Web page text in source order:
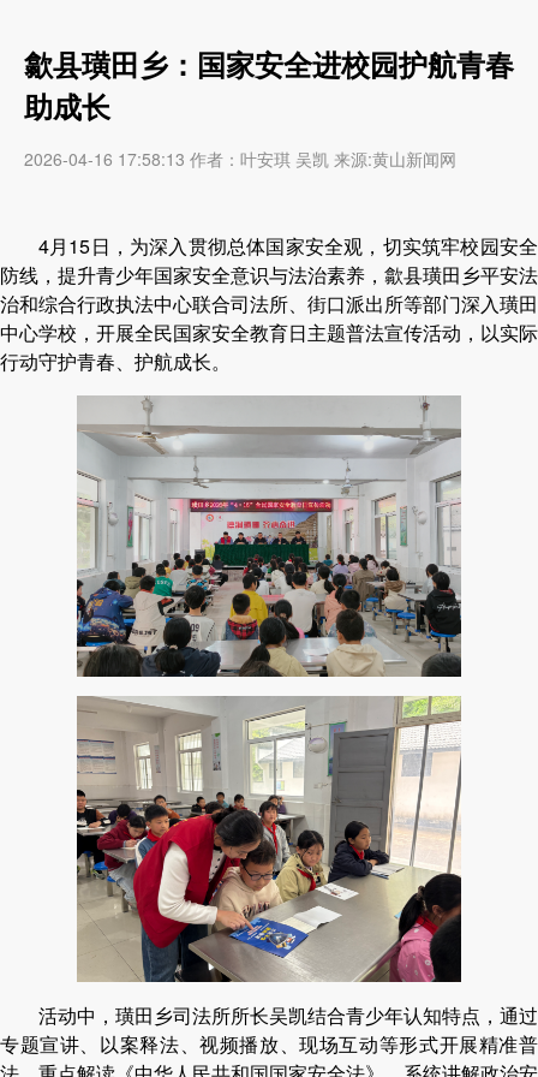
歙县璜田乡：国家安全进校园护航青春
助成长
2026-04-16 17:58:13 作者：叶安琪 吴凯 来源:黄山新闻网
4月15日，为深入贯彻总体国家安全观，切实筑牢校园安全
防线，提升青少年国家安全意识与法治素养，歙县璜田乡平安法
治和综合行政执法中心联合司法所、街口派出所等部门深入璜田
中心学校，开展全民国家安全教育日主题普法宣传活动，以实际
行动守护青春、护航成长。
活动中，璜田乡司法所所长吴凯结合青少年认知特点，通过
专题宣讲、以案释法、视频播放、现场互动等形式开展精准普